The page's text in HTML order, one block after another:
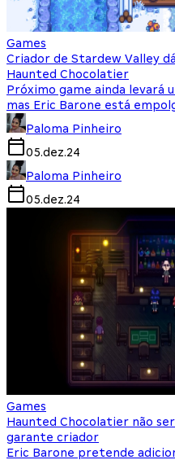
Games
Criador de Stardew Valley
Haunted Chocolatier
Próximo game ainda levará
mas Eric Barone está
Paloma Pinheiro
05.dez.24
Paloma Pinheiro
05.dez.24
Games
Haunted Chocolatier não
garante criador
Eric Barone pretende